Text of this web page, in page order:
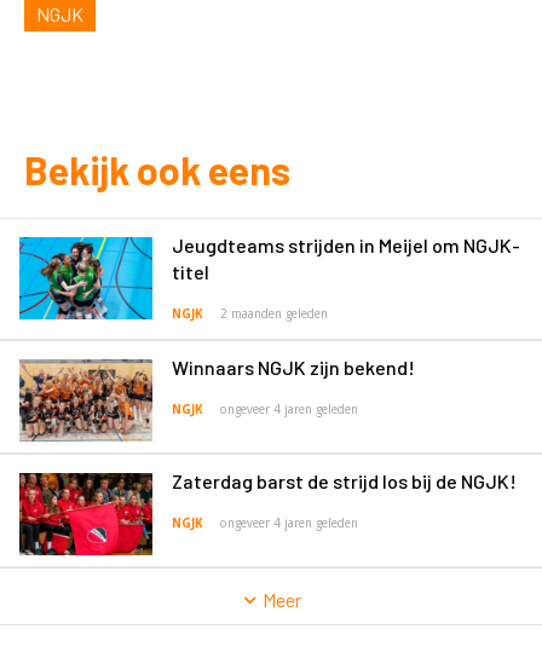
NGJK
Bekijk ook eens
Jeugdteams strijden in Meijel om NGJK-
titel
NGJK 2 maanden geleden
Winnaars NGJK zijn bekend!
NGJK ongeveer 4 jaren geleden
Zaterdag barst de strijd los bij de NGJK!
NGJK ongeveer 4 jaren geleden
Meer